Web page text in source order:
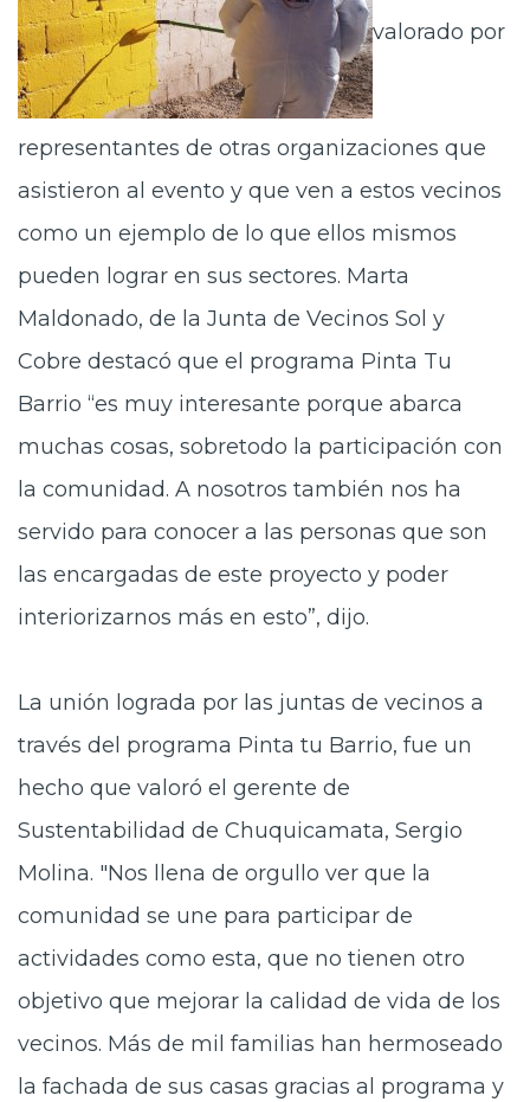
valorado por
representantes de otras organizaciones que
asistieron al evento y que ven a estos vecinos
como un ejemplo de lo que ellos mismos
pueden lograr en sus sectores. Marta
Maldonado, de la Junta de Vecinos Sol y
Cobre destacó que el programa Pinta Tu
Barrio “es muy interesante porque abarca
muchas cosas, sobretodo la participación con
la comunidad. A nosotros también nos ha
servido para conocer a las personas que son
las encargadas de este proyecto y poder
interiorizarnos más en esto”, dijo.
La unión lograda por las juntas de vecinos a
través del programa Pinta tu Barrio, fue un
hecho que valoró el gerente de
Sustentabilidad de Chuquicamata, Sergio
Molina. "Nos llena de orgullo ver que la
comunidad se une para participar de
actividades como esta, que no tienen otro
objetivo que mejorar la calidad de vida de los
vecinos. Más de mil familias han hermoseado
la fachada de sus casas gracias al programa y